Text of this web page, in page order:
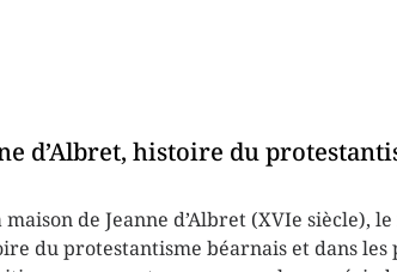
d’Albret, histoire du
de Jeanne d’Albret (XVIe siècle), le
du protestantisme béarnais et dans les